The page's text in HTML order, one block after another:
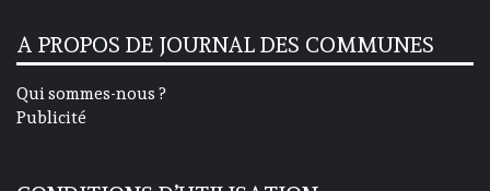
A PROPOS DE JOURNAL DES COMMUNES
Qui sommes-nous ?
Publicité